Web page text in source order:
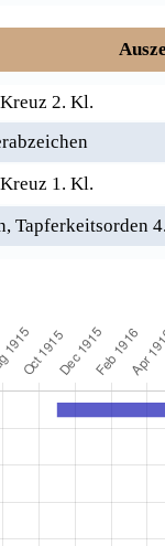
2. Kl.
1. Kl.
Tapferkeitsorden